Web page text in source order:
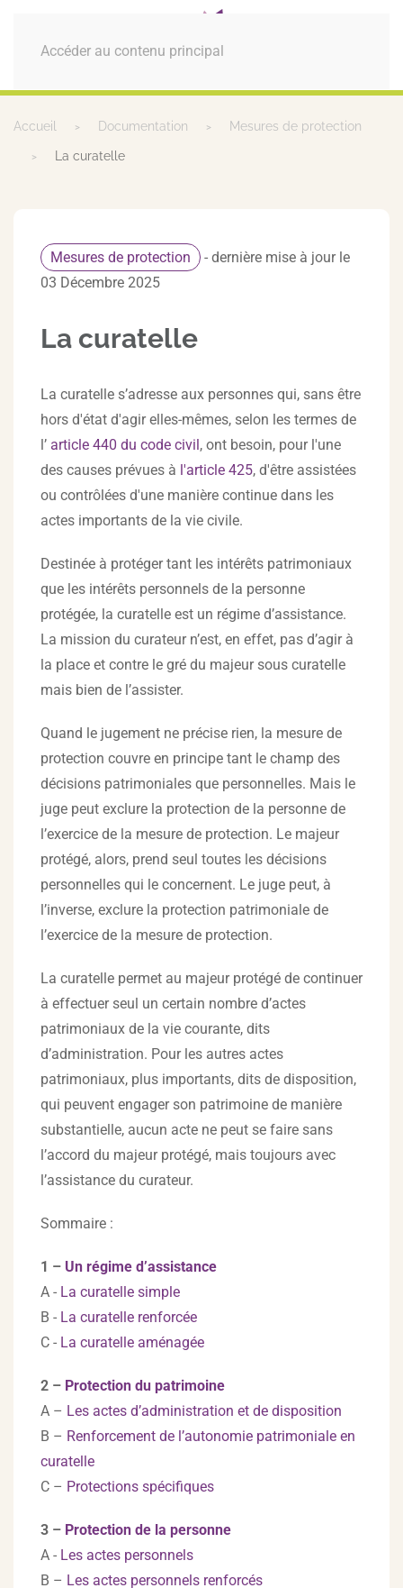
Accéder au contenu principal
MENU
Accueil Documentation Mesures de protection
La curatelle
Mesures de protection
- dernière mise à jour le
03 Décembre 2025
La curatelle
La curatelle s’adresse aux personnes qui, sans être
hors d'état d'agir elles-mêmes, selon les termes de
l’ article 440 du code civil, ont besoin, pour l'une
des causes prévues à l'article 425, d'être assistées
ou contrôlées d'une manière continue dans les
actes importants de la vie civile.
Destinée à protéger tant les intérêts patrimoniaux
que les intérêts personnels de la personne
protégée, la curatelle est un régime d’assistance.
La mission du curateur n’est, en effet, pas d’agir à
la place et contre le gré du majeur sous curatelle
mais bien de l’assister.
Quand le jugement ne précise rien, la mesure de
protection couvre en principe tant le champ des
décisions patrimoniales que personnelles. Mais le
juge peut exclure la protection de la personne de
l’exercice de la mesure de protection. Le majeur
protégé, alors, prend seul toutes les décisions
personnelles qui le concernent. Le juge peut, à
l’inverse, exclure la protection patrimoniale de
l’exercice de la mesure de protection.
La curatelle permet au majeur protégé de continuer
à effectuer seul un certain nombre d’actes
patrimoniaux de la vie courante, dits
d’administration. Pour les autres actes
patrimoniaux, plus importants, dits de disposition,
qui peuvent engager son patrimoine de manière
substantielle, aucun acte ne peut se faire sans
l’accord du majeur protégé, mais toujours avec
l’assistance du curateur.
Sommaire :
1 – Un régime d’assistance
A - La curatelle simple
B - La curatelle renforcée
C - La curatelle aménagée
2 – Protection du patrimoine
A – Les actes d’administration et de disposition
B – Renforcement de l’autonomie patrimoniale en
curatelle
C – Protections spécifiques
3 – Protection de la personne
A - Les actes personnels
B – Les actes personnels renforcés